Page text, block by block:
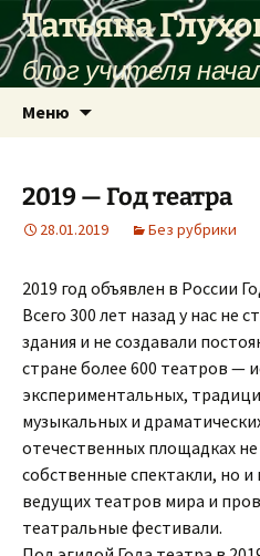
Перейти
к
содержимому
Татьяна
блог учителя
Меню
2019 — Год театра
28.01.2019 Без рубрики
2019 год объявлен в России
Всего 300 лет назад у нас не
здания и не создавали
стране более 600 театров —
экспериментальных,
музыкальных и
отечественных площадках
собственные спектакли, но
ведущих театров мира и
театральные фестивали.